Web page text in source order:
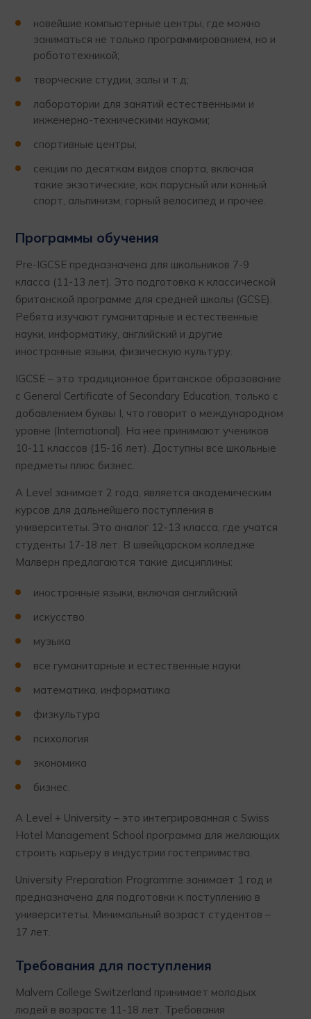
новейшие компьютерные центры, где можно
заниматься не только программированием, но и
робототехникой;
творческие студии, залы и т.д;
лаборатории для занятий естественными и
инженерно-техническими науками;
спортивные центры;
секции по десяткам видов спорта, включая
такие экзотические, как парусный или конный
спорт, альпинизм, горный велосипед и прочее.
Программы обучения
Pre-IGCSE предназначена для школьников 7-9
класса (11-13 лет). Это подготовка к классической
британской программе для средней школы (GCSE).
Ребята изучают гуманитарные и естественные
науки, информатику, английский и другие
иностранные языки, физическую культуру.
IGCSE – это традиционное британское образование
с General Certificate of Secondary Education, только с
добавлением буквы I, что говорит о международном
уровне (International). На нее принимают учеников
10-11 классов (15-16 лет). Доступны все школьные
предметы плюс бизнес.
A Level занимает 2 года, является академическим
курсов для дальнейшего поступления в
университеты. Это аналог 12-13 класса, где учатся
студенты 17-18 лет. В швейцарском колледже
Малверн предлагаются такие дисциплины:
иностранные языки, включая английский
искусство
музыка
все гуманитарные и естественные науки
математика, информатика
физкультура
психология
экономика
бизнес.
A Level + University – это интегрированная с Swiss
Hotel Management School программа для желающих
строить карьеру в индустрии гостеприимства.
University Preparation Programme занимает 1 год и
предназначена для подготовки к поступлению в
университеты. Минимальный возраст студентов –
17 лет.
Требования для поступления
Malvern College Switzerland принимает молодых
людей в возрасте 11-18 лет. Требования